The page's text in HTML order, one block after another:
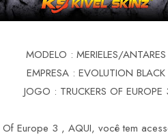
MODELO : MERIELES/ANTARES
EMPRESA : EVOLUTION BLACK
JOGO : TRUCKERS OF EUROPE
Europe 3 , AQUI, você tem